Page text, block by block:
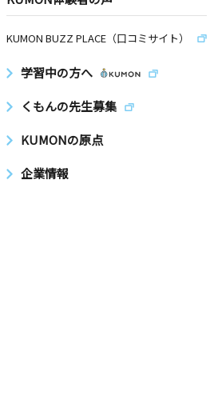
KUMON BUZZ PLACE（口コミサイト）
学習中の方へ
くもんの先生募集
KUMONの原点
企業情報